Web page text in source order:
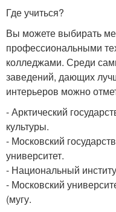
Где учиться?
Вы можете выбирать
профессиональными
колледжами. Среди
заведений, дающих
интерьеров можно
- Арктический
культуры.
- Московский
университет.
- Национальный
- Московский
(мугу.